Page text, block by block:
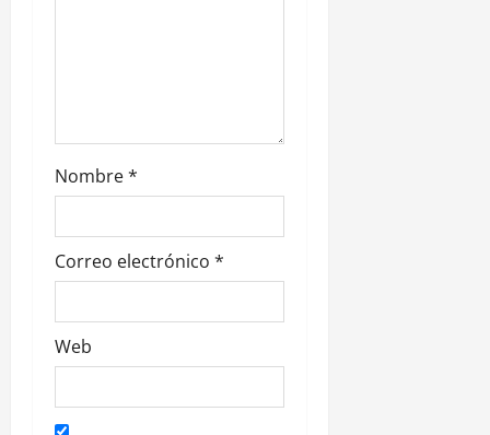
a
s
Nombre*
Correo electrónico *
Web